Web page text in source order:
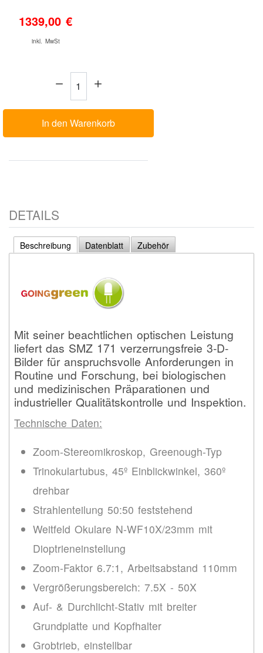
1339,00 €
inkl. MwSt
Menge:
In den Warenkorb
DETAILS
Beschreibung Datenblatt Zubehör
Mit seiner beachtlichen optischen Leistung
liefert das SMZ 171 verzerrungsfreie 3-D-
Bilder für anspruchsvolle Anforderungen in
Routine und Forschung, bei biologischen
und medizinischen Präparationen und
industrieller Qualitätskontrolle und Inspektion.
Technische Daten:
Zoom-Stereomikroskop, Greenough-Typ
Trinokulartubus, 45º Einblickwinkel, 360º
drehbar
Strahlenteilung 50:50 feststehend
Weitfeld Okulare N-WF10X/23mm mit
Dioptrieneinstellung
Zoom-Faktor 6.7:1, Arbeitsabstand 110mm
Vergrößerungsbereich: 7.5X - 50X
Auf- & Durchlicht-Stativ mit breiter
Grundplatte und Kopfhalter
Grobtrieb, einstellbar